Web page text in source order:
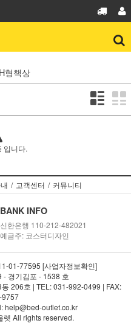
H형책상
입니다.
/ 고객센터 / 커뮤니티
BANK INFO
신한은행 110-212-482021
예금주: 코스터디자인
01-77595 [사업자정보확인]
- 경기김포 - 1538 호
206호 | TEL: 031-992-0499 | FAX:
9757
help@bed-outlet.co.kr
All rights reserved.